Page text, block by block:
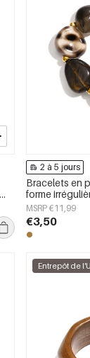
2 à 5 jours
Bracelets en
forme
Daily Simple,
MSRP €11,99
€3,50
Entrepôt de